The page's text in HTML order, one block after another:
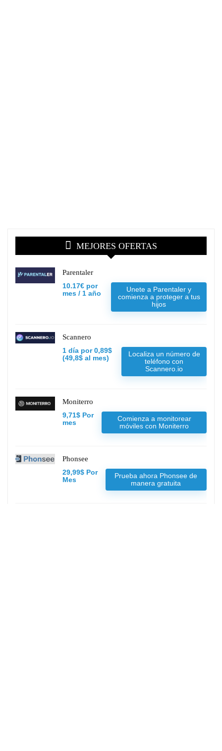
MEJORES OFERTAS
Parentaler
10.17€ por
mes / 1 año
Unete a Parentaler y
comienza a proteger a tus
hijos
Scannero
1 día por 0,89$
(49,8$ al mes)
Localiza un número de
teléfono con
Scannero.io
Moniterro
9,71$ Por
mes
Comienza a monitorear
móviles con Moniterro
Phonsee
29,99$ Por
Mes
Prueba ahora Phonsee de
manera gratuita